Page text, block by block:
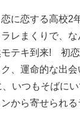
に恋する高校2
ラレまくりで、
モテキ到来! 初
ク、運命的な出
いつもそばに
から寄せられ